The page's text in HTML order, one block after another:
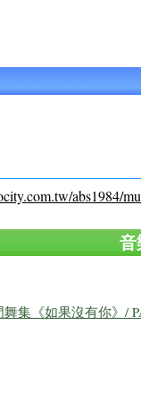
abs1984/
音
集《如果沒有你》/